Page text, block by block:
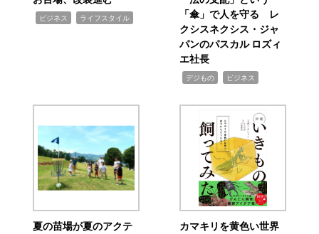
ビジネス ライフスタイル
「傘」で人を守る レ
クシスネクシス・ジャ
パンのパスカル ロズィ
エ社長
デジもの ビジネス
夏の苗場が夏のアクテ
カマキリを黄色い世界